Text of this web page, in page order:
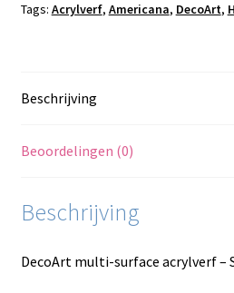
Tags: Acrylverf, Americana, DecoArt,
Beschrijving
Beoordelingen (0)
Beschrijving
DecoArt multi-surface acrylverf –